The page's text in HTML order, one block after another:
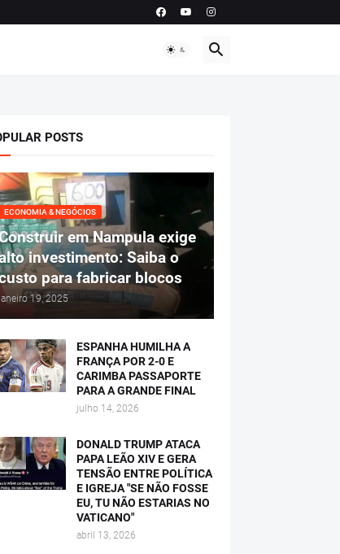
POSTS
ECONOMIA & NEGÓCIOS
em Nampula exige
investimento: Saiba o
para fabricar blocos
janeiro 19, 2025
ESPANHA HUMILHA A
FRANÇA POR 2-0 E
CARIMBA PASSAPORTE
PARA A GRANDE FINAL
julho 14, 2026
DONALD TRUMP ATACA
PAPA LEÃO XIV E GERA
TENSÃO ENTRE POLÍTICA
E IGREJA "SE NÃO FOSSE
EU, TU NÃO ESTARIAS NO
VATICANO"
abril 13, 2026